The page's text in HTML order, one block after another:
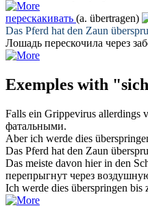
перескакивать (a. übertragen)
Das Pferd hat den Zaun
Лошадь перескочила через
Exemples with
Falls ein Grippevirus allerdings
фатальными.
Aber ich werde dies
Das Pferd hat den Zaun
Das meiste davon hier in den
перепрыгнут через
Ich werde dies überspringen bis